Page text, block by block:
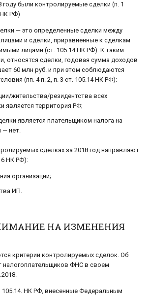
были контролируемые сделки (п. 1
НК РФ).
— это определенные сделки между
и сделки, приравненные к сделкам
лицами (ст. 105.14 НК РФ). К таким
относятся сделки, годовая сумма доходов
60 млн руб. и при этом соблюдаются
(пп. 4 п. 2, п. 3 ст. 105.14 НК РФ):
жительства/резидентства всех
является территория РФ;
является плательщиком налога на
— нет.
сделках за 2018 год направляют
НК РФ):
организации;
ИП.
НА ИЗМЕНЕНИЯ
критерии контролируемых сделок. Об
налогоплательщиков ФНС в своем
НК РФ, внесенные Федеральным